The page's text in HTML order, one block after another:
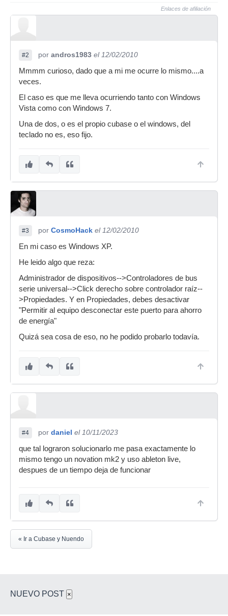
Enlaces de afiliación
#2 por andros1983 el 12/02/2010
Mmmm curioso, dado que a mi me ocurre lo mismo....a
veces.
El caso es que me lleva ocurriendo tanto con Windows
Vista como con Windows 7.
Una de dos, o es el propio cubase o el windows, del
teclado no es, eso fijo.
#3 por CosmoHack el 12/02/2010
En mi caso es Windows XP.
He leido algo que reza:
Administrador de dispositivos-->Controladores de bus
serie universal-->Click derecho sobre controlador raíz--
>Propiedades. Y en Propiedades, debes desactivar
"Permitir al equipo desconectar este puerto para ahorro
de energía"
Quizá sea cosa de eso, no he podido probarlo todavía.
#4 por daniel el 10/11/2023
que tal lograron solucionarlo me pasa exactamente lo
mismo tengo un novation mk2 y uso ableton live,
despues de un tiempo deja de funcionar
« Ir a Cubase y Nuendo
NUEVO POST ×